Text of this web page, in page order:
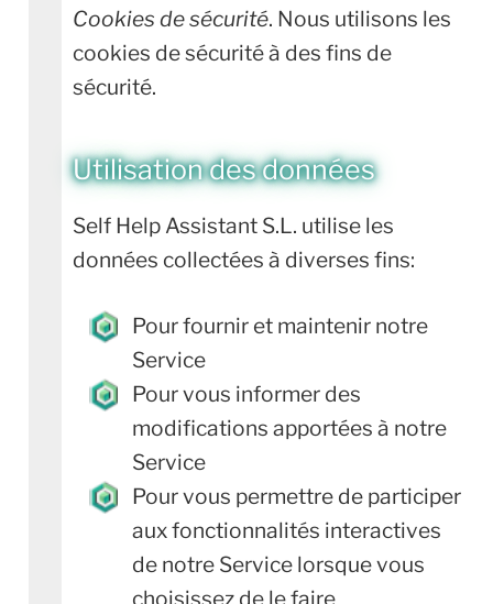
Cookies de sécurité. Nous utilisons les
cookies de sécurité à des fins de
sécurité.
Utilisation des données
Self Help Assistant S.L. utilise les
données collectées à diverses fins:
Pour fournir et maintenir notre
Service
Pour vous informer des
modifications apportées à notre
Service
Pour vous permettre de participer
aux fonctionnalités interactives
de notre Service lorsque vous
choisissez de le faire